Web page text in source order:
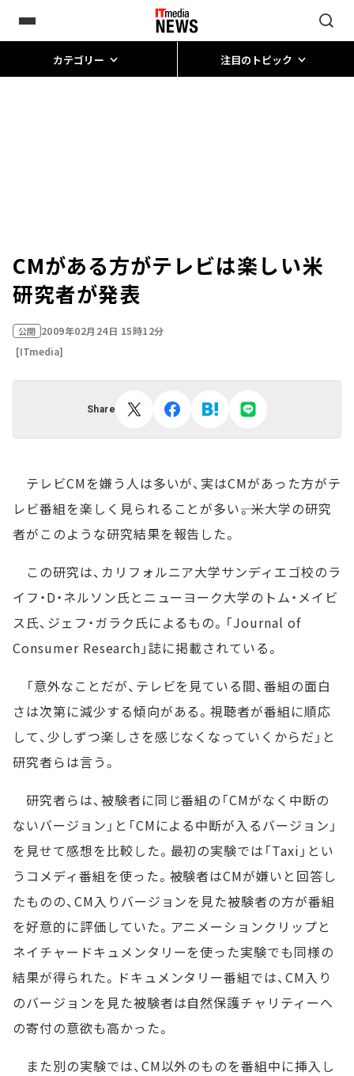
カテゴリー 注目のトピック
CMがある方がテレビは楽しい――米
研究者が発表
公開 2009年02月24日 15時12分
[ITmedia]
Share
テレビCMを嫌う人は多いが、実はCMがあった方がテ
レビ番組を楽しく見られることが多い――。米大学の研究
者がこのような研究結果を報告した。
この研究は、カリフォルニア大学サンディエゴ校のラ
イフ・D・ネルソン氏とニューヨーク大学のトム・メイビ
ス氏、ジェフ・ガラク氏によるもの。「Journal of
Consumer Research」誌に掲載されている。
「意外なことだが、テレビを見ている間、番組の面白
さは次第に減少する傾向がある。視聴者が番組に順応
して、少しずつ楽しさを感じなくなっていくからだ」と
研究者らは言う。
研究者らは、被験者に同じ番組の「CMがなく中断の
ないバージョン」と「CMによる中断が入るバージョン」
を見せて感想を比較した。最初の実験では「Taxi」とい
うコメディ番組を使った。被験者はCMが嫌いと回答し
たものの、CM入りバージョンを見た被験者の方が番組
を好意的に評価していた。アニメーションクリップと
ネイチャードキュメンタリーを使った実験でも同様の
結果が得られた。ドキュメンタリー番組では、CM入り
のバージョンを見た被験者は自然保護チャリティーへ
の寄付の意欲も高かった。
また別の実験では、CM以外のものを番組中に挿入し